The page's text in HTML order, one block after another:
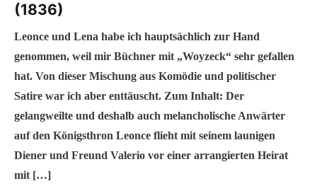
(1836)
Leonce und Lena habe ich hauptsächlich zur Hand
genommen, weil mir Büchner mit „Woyzeck“ sehr gefallen
hat. Von dieser Mischung aus Komödie und politischer
Satire war ich aber enttäuscht. Zum Inhalt: Der
gelangweilte und deshalb auch melancholische Anwärter
auf den Königsthron Leonce flieht mit seinem launigen
Diener und Freund Valerio vor einer arrangierten Heirat
mit […]